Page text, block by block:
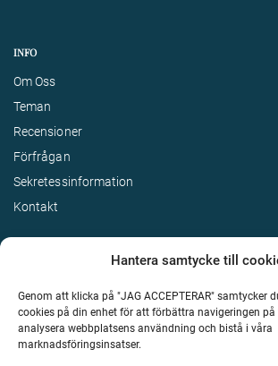
Hantera samtycke till
Genom att klicka på "JAG ACCEPTERAR" samtycker
cookies på din enhet för att förbättra navigeringen på
analysera webbplatsens användning och bistå i våra
marknadsföringsinsatser.
INFO
Om Oss
Teman
Recensioner
Förfrågan
Sekretessinformation
Kontakt